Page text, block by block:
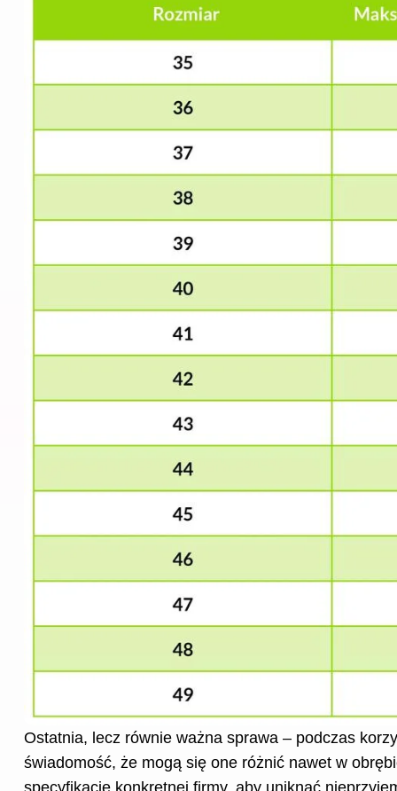
Ostatnia, lecz równie ważna sprawa – podczas
świadomość, że mogą się one różnić nawet w
specyfikacje konkretnej firmy, aby uniknąć